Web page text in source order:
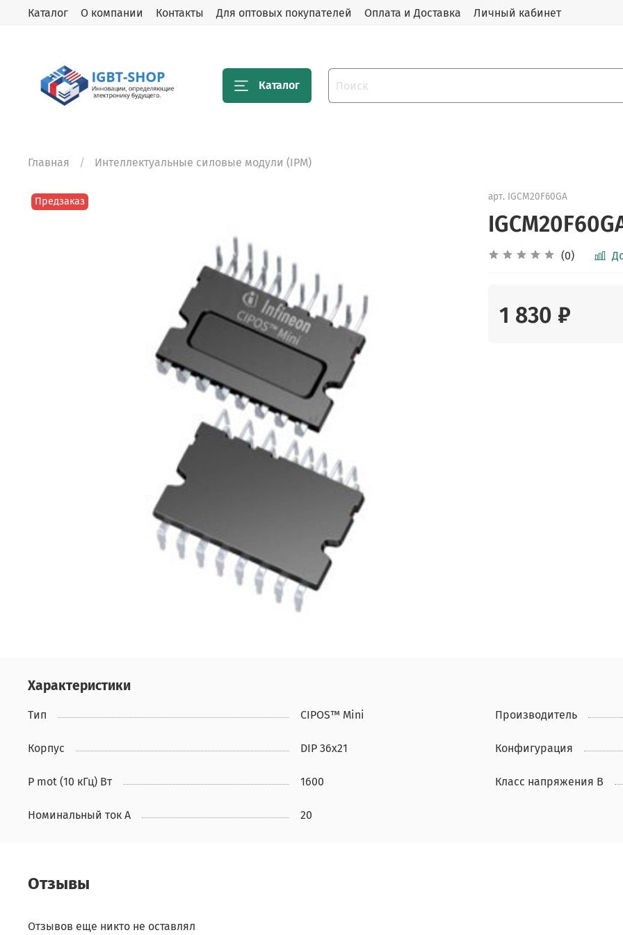
Каталог О компании Контакты Для оптовых покупателей Оплата и Доставка Личный кабинет
Каталог
Главная Интеллектуальные силовые модули (IPM)
Предзаказ арт. IGCM20F60GA
(0)
1 830 ₽
Характеристики
Тип CIPOS™ Mini Производитель
Корпус DIP 36x21 Конфигурация
P mot (10 кГц) Вт 1600 Класс напряжения В
Номинальный ток А 20
Отзывы
Отзывов еще никто не оставлял